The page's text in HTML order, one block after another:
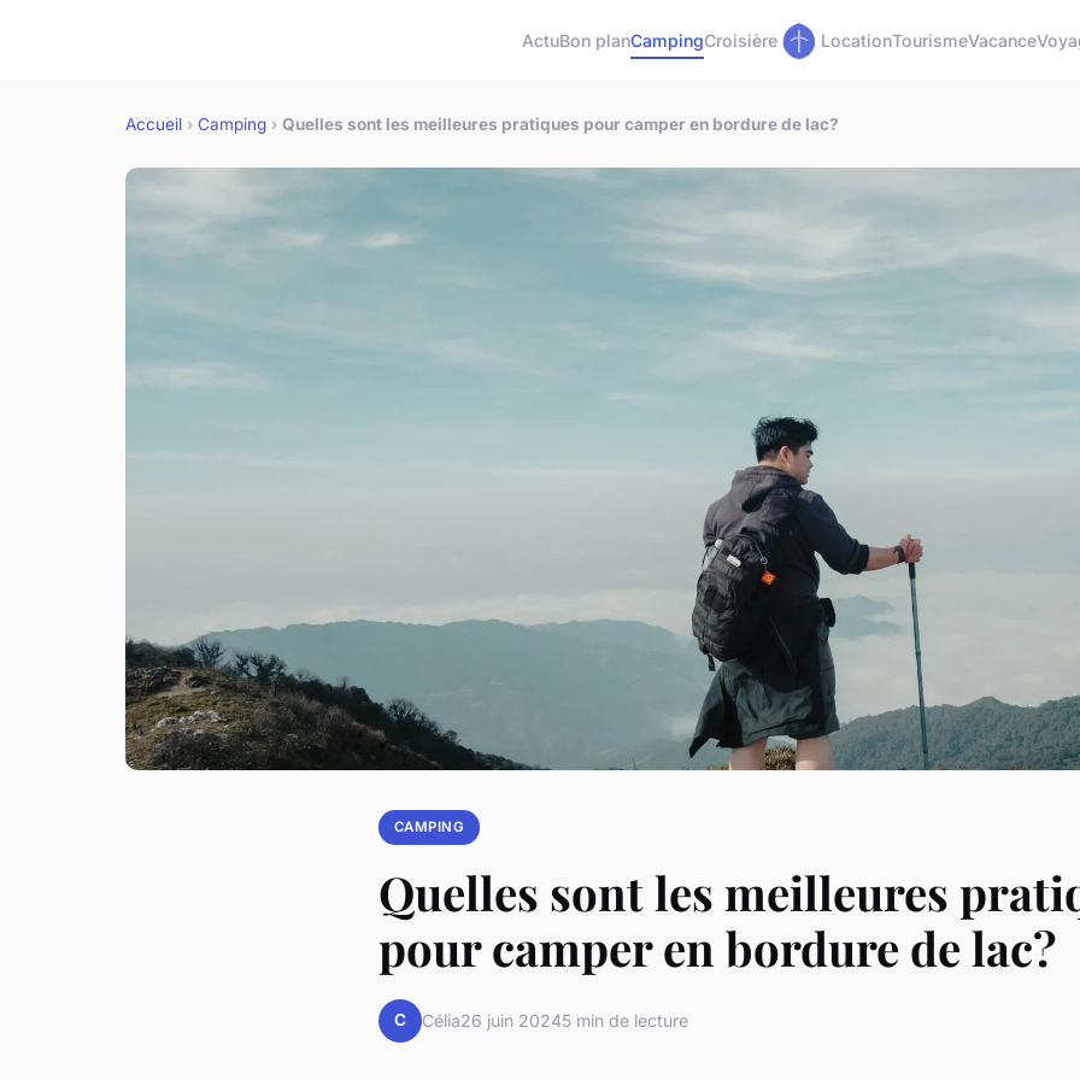
ActuBon planCampingCroisière LocationTourismeVacance
Accueil › Camping › Quelles sont les meilleures pratiques pour camper en bordure de lac?
CAMPING
Quelles sont les meilleures
pour camper en bordure de lac?
C Célia26 juin 20245 min de lecture